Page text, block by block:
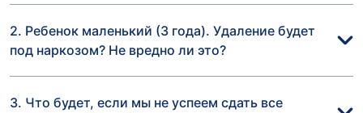
2. Ребенок маленький (3 года). Удаление будет
под наркозом? Не вредно ли это?
3. Что будет, если мы не успеем сдать все